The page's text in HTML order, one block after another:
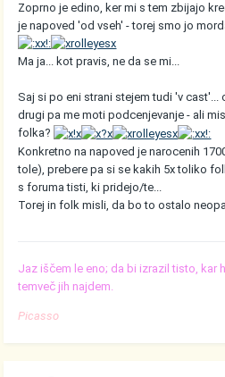
Zoprno je edino, ker mi s tem zbijajo
je napoved 'od vseh' - torej smo jo
Ma ja... kot pravis, ne da se mi...
Saj si po eni strani stejem tudi 'v cast'...
drugi pa me moti podcenjevanje - ali
folka?
Konkretno na napoved je narocenih
tole), prebere pa si se kakih 5x toliko
s foruma tisti, ki pridejo/te...
Torej in folk misli, da bo to ostalo
Jaz iščem le eno; da bi izrazil tisto, kar
temveč jih najdem.
Picasso